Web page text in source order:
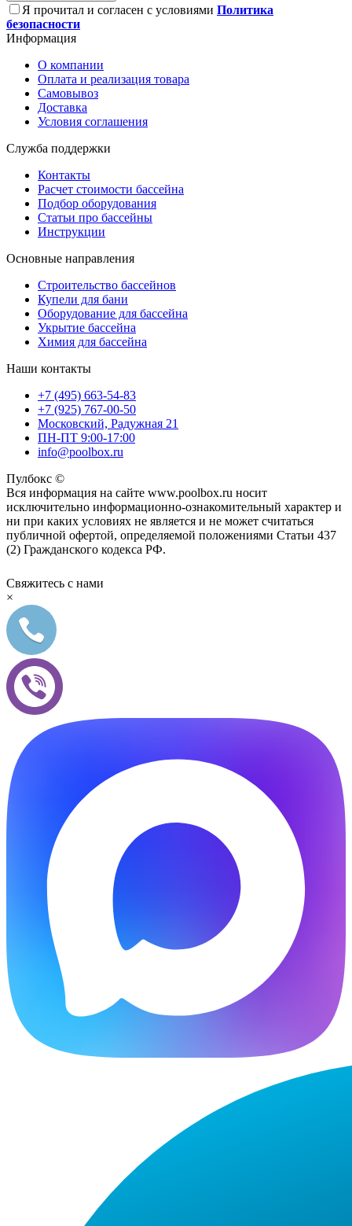
Я прочитал и согласен с условиями Политика
безопасности
Информация
О компании
Оплата и реализация товара
Самовывоз
Доставка
Условия соглашения
Служба поддержки
Контакты
Расчет стоимости бассейна
Подбор оборудования
Статьи про бассейны
Инструкции
Основные направления
Строительство бассейнов
Купели для бани
Оборудование для бассейна
Укрытие бассейна
Химия для бассейна
Наши контакты
+7 (495) 663-54-83
+7 (925) 767-00-50
Московский, Радужная 21
ПН-ПТ 9:00-17:00
info@poolbox.ru
Пулбокс ©
Вся информация на сайте www.poolbox.ru носит
исключительно информационно-ознакомительный характер и
ни при каких условиях не является и не может считаться
публичной офертой, определяемой положениями Статьи 437
(2) Гражданского кодекса РФ.
Свяжитесь с нами
×